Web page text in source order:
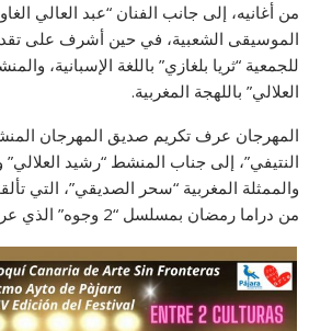
من أغانيه، إلى جانب الفنان “عبد العالي
الموسيقى الشعبية، في حين أشرف على
للجمعية “ثريا بلغازي” باللغة الإسبانية،
العلالي” باللهجة المغربية.
المهرجان عرف تكريم صديق المهرجان
النتيفي”، إلى جناب المنشط “رشيد العلالي”
والممثلة المغربية “سحر الصديقي”، التي
من دراما رمضان بمسلسل “2 وجوه” الذي عرض على القناة الثانية.